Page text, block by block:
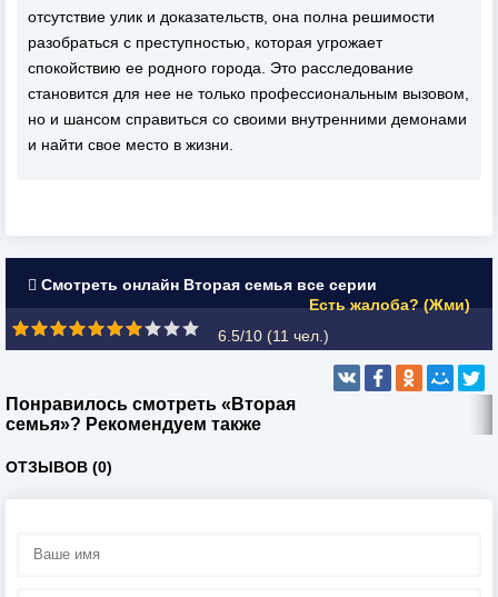
отсутствие улик и доказательств, она полна решимости
разобраться с преступностью, которая угрожает
спокойствию ее родного города. Это расследование
становится для нее не только профессиональным вызовом,
но и шансом справиться со своими внутренними демонами
и найти свое место в жизни.
Смотреть онлайн Вторая семья все серии
Есть жалоба? (Жми)
6.5/10 (11 чел.)
Понравилось смотреть «Вторая
семья»? Рекомендуем также
ОТЗЫВОВ (0)